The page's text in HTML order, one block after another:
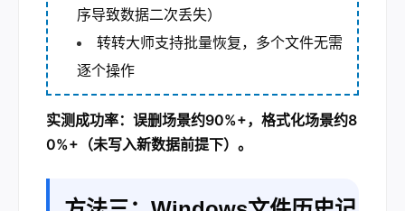
序导致数据二次丢失）
转转大师支持批量恢复，多个文件无需
逐个操作
实测成功率：误删场景约90%+，格式化场景约8
0%+（未写入新数据前提下）。